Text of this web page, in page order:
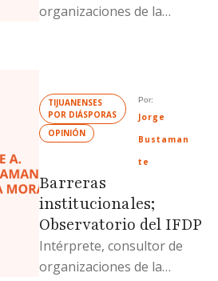
organizaciones de la
TIJUANENSES
POR DIÁSPORAS
OPINIÓN
Por:
Jorge
Bustaman
te
Barreras
institucionales;
Observatorio del IFDP
Intérprete, consultor de
organizaciones de la